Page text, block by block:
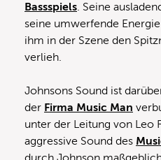
Bassspiels. Seine
seine umwerfende
ihm in der Szene den
verlieh.
Johnsons Sound ist
der Firma Music Man
unter der Leitung von Leo
aggressive Sound des